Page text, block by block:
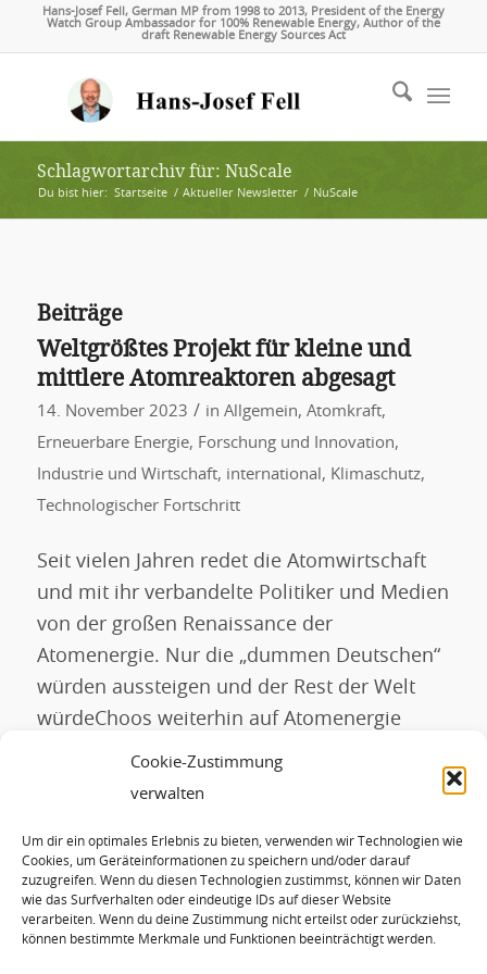
Cookie-Zustimmung
verwalten
Um dir ein optimales Erlebnis zu bieten, verwenden wir Technologien wie
Cookies, um Geräteinformationen zu speichern und/oder darauf
zuzugreifen. Wenn du diesen Technologien zustimmst, können wir Daten
wie das Surfverhalten oder eindeutige IDs auf dieser Website
verarbeiten. Wenn du deine Zustimmung nicht erteilst oder zurückziehst,
können bestimmte Merkmale und Funktionen beeinträchtigt werden.
Hans-Josef Fell, German MP from 1998 to 2013, President of the Energy
Watch Group Ambassador for 100% Renewable Energy, Author of the
draft Renewable Energy Sources Act
Schlagwortarchiv für: NuScale
Du bist hier: Startseite / Aktueller Newsletter / NuScale
Beiträge
Weltgrößtes Projekt für kleine und
mittlere Atomreaktoren abgesagt
14. November 2023 / in Allgemein, Atomkraft,
Erneuerbare Energie, Forschung und Innovation,
Industrie und Wirtschaft, international , Klimaschutz,
Technologischer Fortschritt
Seit vielen Jahren redet die Atomwirtschaft
und mit ihr verbandelte Politiker und Medien
von der großen Renaissance der
Atomenergie. Nur die „dummen Deutschen“
würden aussteigen und der Rest der Welt
würdeChoos weiterhin auf Atomenergie
setzen. Besonders begeistert ist die
Atomindustrie von einer neuen Serie von
und mittleren Reaktoren (englisch: Small
Modular […]